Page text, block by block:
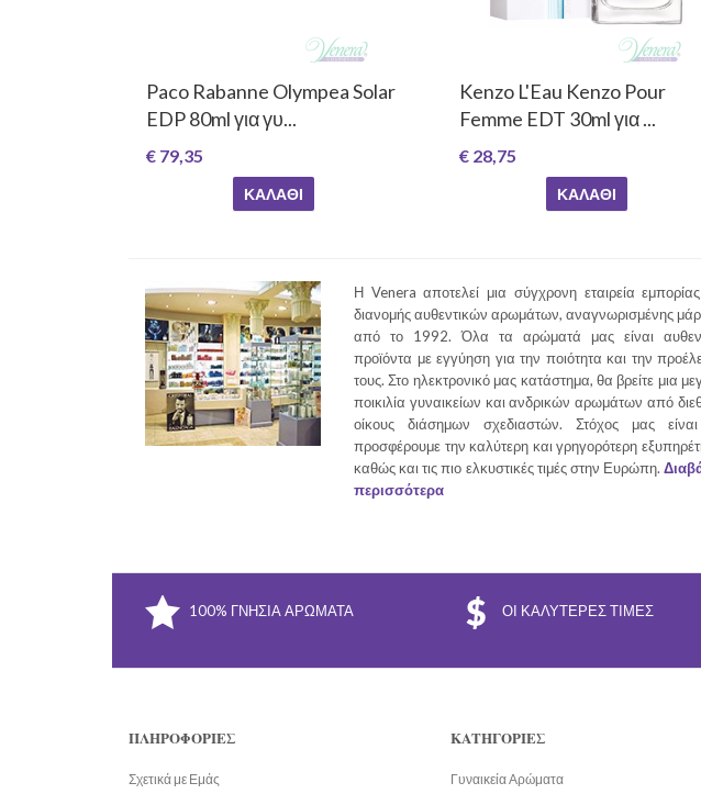
Paco Rabanne Olympea Solar
EDP 80ml για γυ...
€ 79,35
ΚΑΛΆΘΙ
Kenzo L'Eau Kenzo Pour
Femme EDT 30ml για ...
€ 28,75
ΚΑΛΆΘΙ
Η Venera αποτελεί μια σύγχρονη εταιρεία
διανομής αυθεντικών αρωμάτων, αναγνωρισμένης
από το 1992. Όλα τα αρώματά μας είναι
προϊόντα με εγγύηση για την ποιότητα και την
τους. Στο ηλεκτρονικό μας κατάστημα, θα βρείτε μια
ποικιλία γυναικείων και ανδρικών αρωμάτων από
οίκους διάσημων σχεδιαστών. Στόχος μας
προσφέρουμε την καλύτερη και γρηγορότερη
καθώς και τις πιο ελκυστικές τιμές στην Ευρώπη.
περισσότερα
100% ΓΝΉΣΙΑ ΑΡΏΜΑΤΑ ΟΙ ΚΑΛΎΤΕΡΕΣ ΤΙΜΈΣ
ΠΛΗΡΟΦΟΡΊΕΣ
Σχετικά με Εμάς
ΚΑΤΗΓΟΡΙΕΣ
Γυναικεία Αρώματα